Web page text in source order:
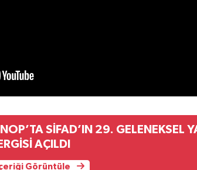
SİFAD’IN 29. GELENEKSEL
AÇILDI
Görüntüle